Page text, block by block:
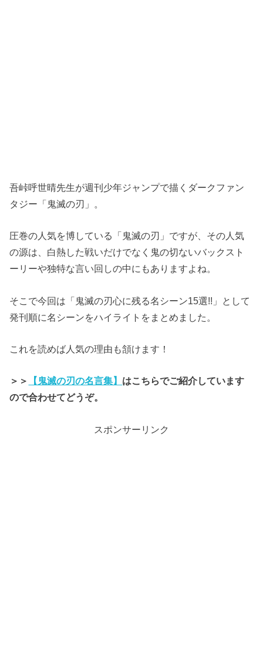
吾峠呼世晴先生が週刊少年ジャンプで描くダークファン
タジー「鬼滅の刃」。
圧巻の人気を博している「鬼滅の刃」ですが、その人気
の源は、白熱した戦いだけでなく鬼の切ないバックスト
ーリーや独特な言い回しの中にもありますよね。
そこで今回は「鬼滅の刃心に残る名シーン15選!!」として
発刊順に名シーンをハイライトをまとめました。
これを読めば人気の理由も頷けます！
＞＞ 【鬼滅の刃の名言集】 はこちらでご紹介しています
ので合わせてどうぞ。
スポンサーリンク